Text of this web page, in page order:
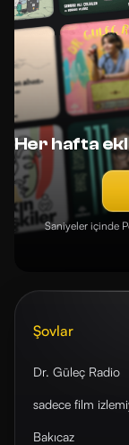
Her hafta
Saniyeler içinde
Şovlar
Dr. Güleç Radio
sadece film
Bakıcaz